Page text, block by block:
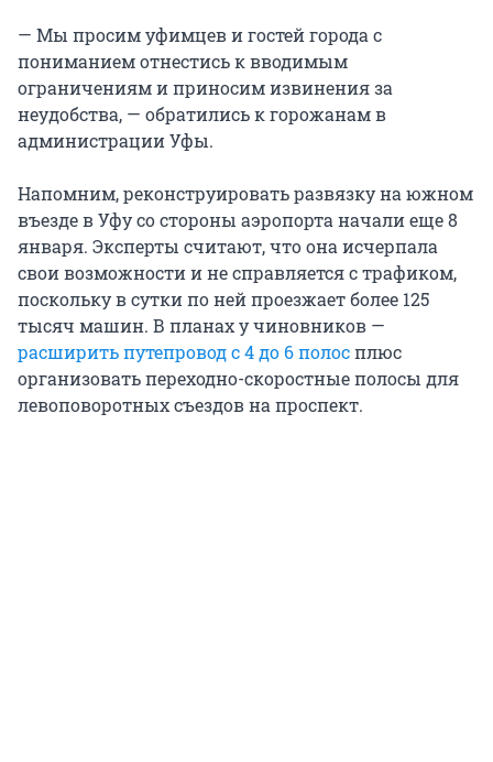
— Мы просим уфимцев и гостей города с
пониманием отнестись к вводимым
ограничениям и приносим извинения за
неудобства, — обратились к горожанам в
администрации Уфы.
Напомним, реконструировать развязку на южном
въезде в Уфу со стороны аэропорта начали еще 8
января. Эксперты считают, что она исчерпала
свои возможности и не справляется с трафиком,
поскольку в сутки по ней проезжает более 125
тысяч машин. В планах у чиновников —
расширить путепровод с 4 до 6 полосплюс
организовать переходно-скоростные полосы для
левоповоротных съездов на проспект.